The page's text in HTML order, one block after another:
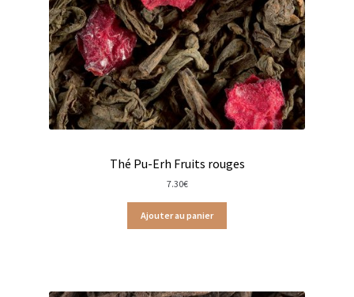
Fruits du verger en vrac
Fruits rouges en sachets
Fruits rouges en vracs
Thés fruits rouges en sachets
Laboratoire Romon Nature
Tisanes Christine Dattner
Thé Pu-Erh Fruits rouges
7.30€
Ajouter au panier